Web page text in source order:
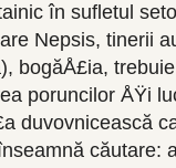
în sufletul
Nepsis, tinerii
bogăÅ£ia,
poruncilor ÅŸi
duvovnicească
căutare: